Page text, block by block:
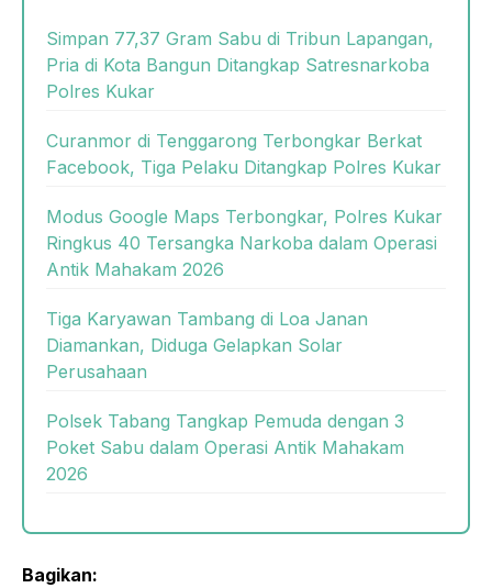
Simpan 77,37 Gram Sabu di Tribun Lapangan,
Pria di Kota Bangun Ditangkap Satresnarkoba
Polres Kukar
Curanmor di Tenggarong Terbongkar Berkat
Facebook, Tiga Pelaku Ditangkap Polres Kukar
Modus Google Maps Terbongkar, Polres Kukar
Ringkus 40 Tersangka Narkoba dalam Operasi
Antik Mahakam 2026
Tiga Karyawan Tambang di Loa Janan
Diamankan, Diduga Gelapkan Solar
Perusahaan
Polsek Tabang Tangkap Pemuda dengan 3
Poket Sabu dalam Operasi Antik Mahakam
2026
Bagikan: